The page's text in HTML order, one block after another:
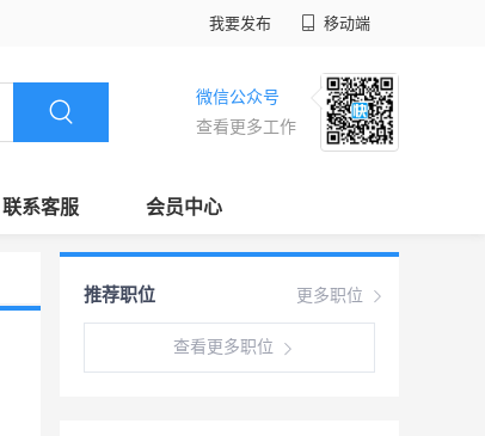
我要发布 移动端
微信公众号
查看更多工作
联系客服 会员中心
更多职位
推荐职位
查看更多职位